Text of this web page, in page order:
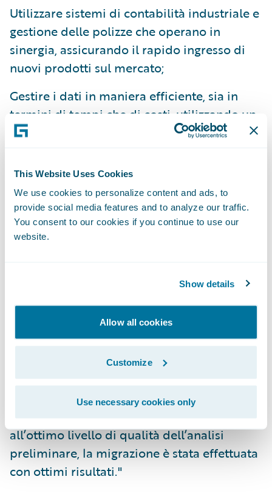
This Website Uses Cookies
We use cookies to personalize content and ads, to
provide social media features and to analyze our traffic.
You consent to our cookies if you continue to use our
website.
Show details
Allow all cookies
Customize
Use necessary cookies only
Utilizzare sistemi di contabilità industriale e
gestione delle polizze che operano in
sinergia, assicurando il rapido ingresso di
nuovi prodotti sul mercato;
Gestire i dati in maniera efficiente, sia in
termini di tempi che di costi, utilizzando un
unico modello dati valido per tutti i sistemi
Emettere contratti per polizze più
rapidamente, su un sistema basato sul Web
ed uniforme sia per i clienti sia per gli
agenti;
core business intuitivi per i quali è
"La complessità del progetto di migrazione
dei dati è stata per noi la più grande sfida,
ma allo stesso tempo il più grande
successo," ha dichiarato Andreas Jud,
product owner di Basler per la migrazione e
per il filone progettuale DataHub. "Grazie
all’ottimo livello di qualità dell’analisi
preliminare, la migrazione è stata effettuata
con ottimi risultati."